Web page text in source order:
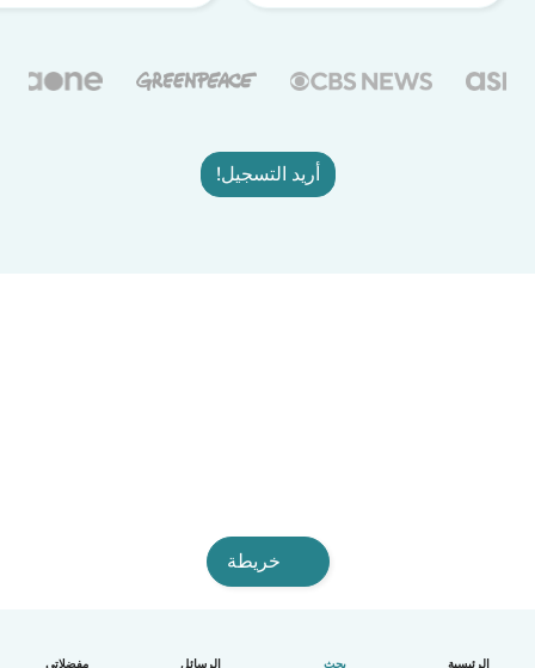
الرئيسية بحث الرسائل مفضلاتي
أريد التسجيل!
خريطة